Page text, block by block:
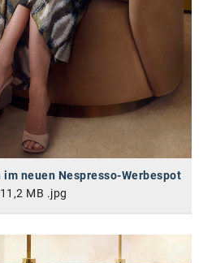
neuen Nespresso-Werbespot
11,2 MB .jpg